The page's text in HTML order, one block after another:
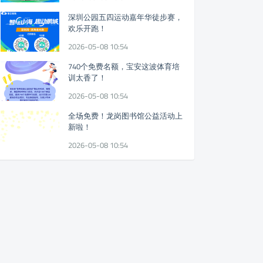
深圳公园五四运动嘉年华徒步赛，
欢乐开跑！
2026-05-08 10:54
740个免费名额，宝安这波体育培
训太香了！
2026-05-08 10:54
全场免费！龙岗图书馆公益活动上
新啦！
2026-05-08 10:54